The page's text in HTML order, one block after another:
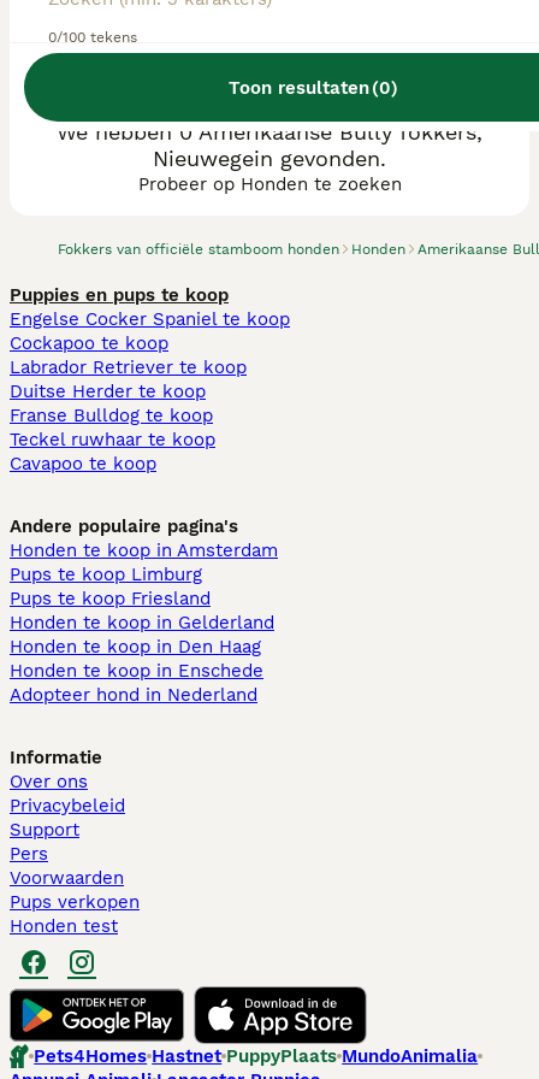
0/100 tekens
Toon resultaten(0)
Fokkers van officiële stamboom honden Honden Amerikaanse
We hebben 0 Amerikaanse Bully fokkers,
Nieuwegein gevonden.
Probeer op Honden te zoeken
Puppies en pups te koop
Engelse Cocker Spaniel te koop
Cockapoo te koop
Labrador Retriever te koop
Duitse Herder te koop
Franse Bulldog te koop
Teckel ruwhaar te koop
Cavapoo te koop
Andere populaire pagina's
Honden te koop in Amsterdam
Pups te koop Limburg​
Pups te koop Friesland​
Honden te koop in Gelderland
Honden te koop in Den Haag
Honden te koop in Enschede
Adopteer hond in Nederland
Informatie
Over ons
Privacybeleid
Support
Pers
Voorwaarden
Pups verkopen
Honden test
Pets4Homes Hastnet PuppyPlaats MundoAnimalia